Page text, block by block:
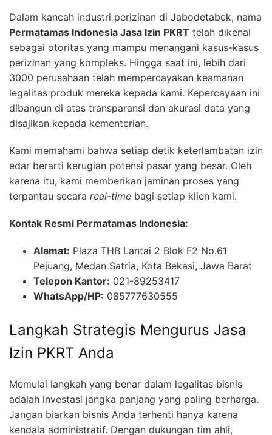
Dalam kancah industri perizinan di Jabodetabek, nama
Permatamas Indonesia Jasa Izin PKRT telah dikenal
sebagai otoritas yang mampu menangani kasus-kasus
perizinan yang kompleks. Hingga saat ini, lebih dari
3000 perusahaan telah mempercayakan keamanan
legalitas produk mereka kepada kami. Kepercayaan ini
dibangun di atas transparansi dan akurasi data yang
disajikan kepada kementerian.
Kami memahami bahwa setiap detik keterlambatan izin
edar berarti kerugian potensi pasar yang besar. Oleh
karena itu, kami memberikan jaminan proses yang
terpantau secara real-time bagi setiap klien kami.
Kontak Resmi Permatamas Indonesia:
Alamat: Plaza THB Lantai 2 Blok F2 No.61
Pejuang, Medan Satria, Kota Bekasi, Jawa Barat
Telepon Kantor: 021-89253417
WhatsApp/HP: 085777630555
Langkah Strategis Mengurus Jasa
Izin PKRT Anda
Memulai langkah yang benar dalam legalitas bisnis
adalah investasi jangka panjang yang paling berharga.
Jangan biarkan bisnis Anda terhenti hanya karena
kendala administratif. Dengan dukungan tim ahli,